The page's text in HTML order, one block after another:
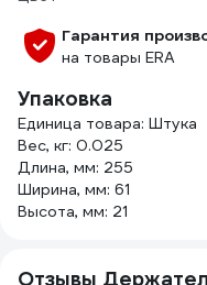
Гарантия
на товары ERA
Упаковка
Единица товара: Штука
Вес, кг: 0.025
Длина, мм: 255
Ширина, мм: 61
Высота, мм: 21
Отзывы